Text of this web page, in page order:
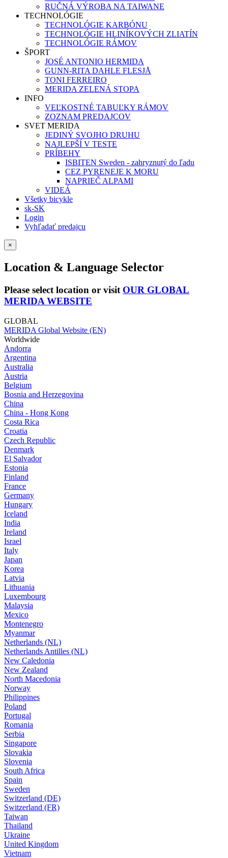
RUČNÁ VÝROBA NA TAIWANE
TECHNOLÓGIE
TECHNOLÓGIE KARBÓNU
TECHNOLÓGIE HLINÍKOVÝCH ZLIATÍN
TECHNOLÓGIE RÁMOV
ŠPORT
JOSÉ ANTONIO HERMIDA
GUNN-RITA DAHLE FLESJÅ
TONI FERREIRO
MERIDA ZELENÁ STOPA
INFO
VEĽKOSTNÉ TABUĽKY RÁMOV
ZOZNAM PREDAJCOV
SVET MERIDA
JEDINÝ SVOJHO DRUHU
NAJLEPŠÍ V TESTE
PRÍBEHY
ISBITEN Sweden - zahryznutý do ľadu
CEZ PYRENEJE K MORU
NAPRIEČ ALPAMI
VIDEÁ
Všetky bicykle
sk-SK
Login
Vyhľadať predajcu
×
Location & Language Selector
Please select location or visit OUR GLOBAL
MERIDA WEBSITE
GLOBAL
MERIDA Global Website (EN)
Worldwide
Andorra
Argentina
Australia
Austria
Belgium
Bosnia and Herzegovina
China
China - Hong Kong
Costa Rica
Croatia
Czech Republic
Denmark
El Salvador
Estonia
Finland
France
Germany
Hungary
Iceland
India
Ireland
Israel
Italy
Japan
Korea
Latvia
Lithuania
Luxembourg
Malaysia
Mexico
Montenegro
Myanmar
Netherlands (NL)
Netherlands Antilles (NL)
New Caledonia
New Zealand
North Macedonia
Norway
Philippines
Poland
Portugal
Romania
Serbia
Singapore
Slovakia
Slovenia
South Africa
Spain
Sweden
Switzerland (DE)
Switzerland (FR)
Taiwan
Thailand
Ukraine
United Kingdom
Vietnam